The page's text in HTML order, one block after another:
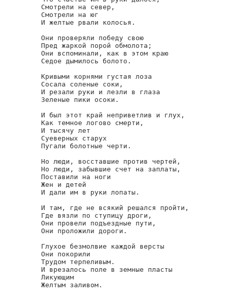
Смотрели на север,
Смотрели на юг
И желтые рвали колосья.
Они проверяли победу свою
Пред жаркой порой обмолота;
Они вспоминали, как в этом краю
Седое дымилось болото.
Кривыми корнями густая лоза
Сосала соленые соки,
И резали руки и лезли в глаза
Зеленые пики осоки.
И был этот край неприветлив и глух,
Как темное логово смерти,
И тысячу лет
Суеверных старух
Пугали болотные черти.
Но люди, восставшие против чертей,
Но люди, забывшие счет на заплаты,
Поставили на ноги
Жен и детей
И дали им в руки лопаты.
И там, где не всякий решался пройти,
Где вязли по ступицу дроги,
Они провели подъездные пути,
Они проложили дороги.
Глухое безмолвие каждой версты
Они покорили
Трудом терпеливым.
И врезалось поле в земные пласты
Ликующим
Желтым заливом.